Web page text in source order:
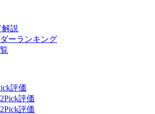
解説
ーランキング
評価
評価
評価